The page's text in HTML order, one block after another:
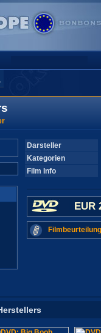
Darsteller
Kategorien
Film Info
EUR